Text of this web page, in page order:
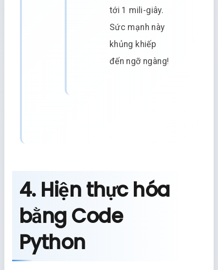
tới 1 mili-giây.
Sức mạnh này
khủng khiếp
đến ngỡ ngàng!
4. Hiện thực hóa
bằng Code
Python